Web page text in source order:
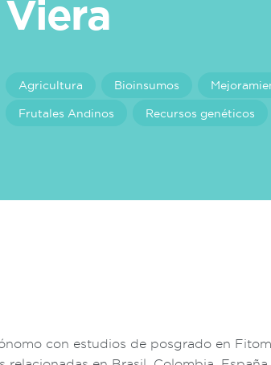
Viera
Agricultura Bioinsumos
Frutales Andinos Recursos genéticos
con estudios de posgrado en